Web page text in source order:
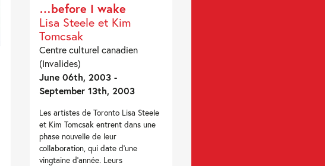
…before I wake
Lisa Steele et Kim
Tomcsak
Centre culturel canadien
(Invalides)
June 06th, 2003 -
September 13th, 2003
Les artistes de Toronto Lisa Steele
et Kim Tomcsak entrent dans une
phase nouvelle de leur
collaboration, qui date d’une
vingtaine d’année. Leurs